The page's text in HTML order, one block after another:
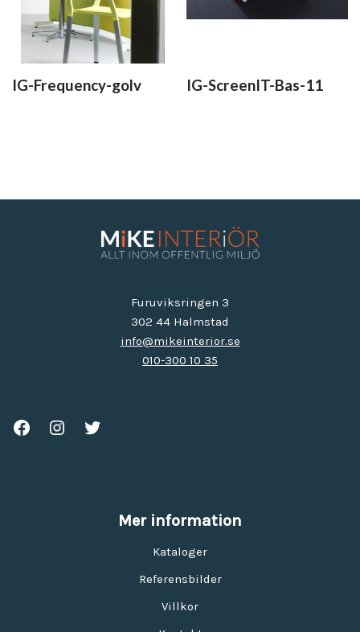
IG-Frequency-golv IG-ScreenIT-Bas-11
Furuviksringen 3
302 44 Halmstad
info@mikeinterior.se
010-300 10 35
Mer information
Kataloger
Referensbilder
Villkor